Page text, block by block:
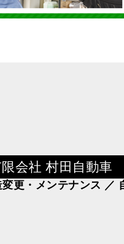
会社 村田自動車
更・メンテナンス